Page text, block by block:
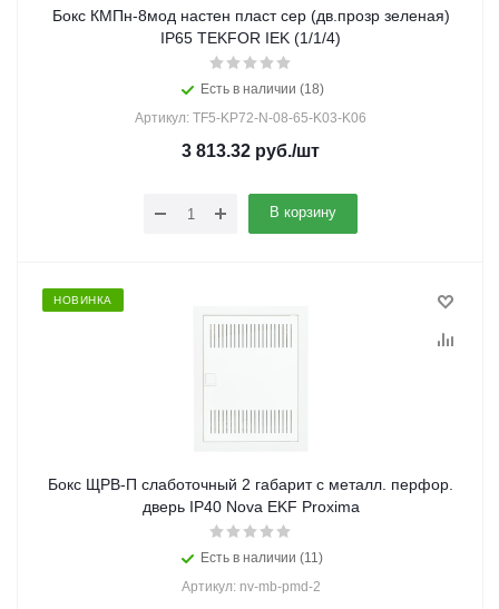
Бокс КМПн-8мод настен пласт сер (дв.прозр зеленая)
IP65 TEKFOR IEK (1/1/4)
Есть в наличии (18)
Артикул: TF5-KP72-N-08-65-K03-K06
3 813.32 руб./шт
В корзину
НОВИНКА
Бокс ЩРВ-П слаботочный 2 габарит с металл. перфор.
дверь IP40 Nova EKF Proxima
Есть в наличии (11)
Артикул: nv-mb-pmd-2